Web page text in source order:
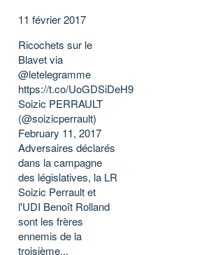
11 février 2017
Ricochets sur le
Blavet via
@letelegramme
https://t.co/UoGDSiDeH9
Soizic PERRAULT
(@soizicperrault)
February 11, 2017
Adversaires déclarés
dans la campagne
des législatives, la LR
Soizic Perrault et
l'UDI Benoît Rolland
sont les frères
ennemis de la
troisième...